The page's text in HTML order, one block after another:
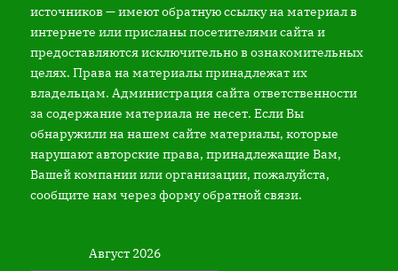
источников — имеют обратную ссылку на материал в
интернете или присланы посетителями сайта и
предоставляются исключительно в ознакомительных
целях. Права на материалы принадлежат их
владельцам. Администрация сайта ответственности
за содержание материала не несет. Если Вы
обнаружили на нашем сайте материалы, которые
нарушают авторские права, принадлежащие Вам,
Вашей компании или организации, пожалуйста,
сообщите нам через форму обратной связи.
Август 2026